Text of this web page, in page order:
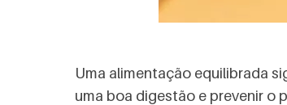
Uma alimentação equilibrada
uma boa digestão e prevenir o